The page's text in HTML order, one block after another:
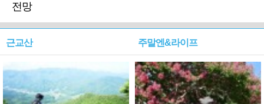
전망
근교산 주말엔&라이프